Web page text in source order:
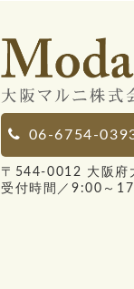
06-6754-
〒544-0012 大阪府
受付時間／9:00～